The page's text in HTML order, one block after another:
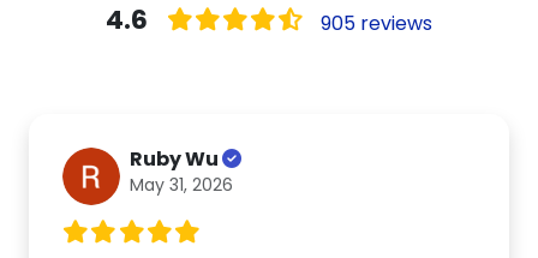
4.6 905 reviews
Ruby Wu
May 31, 2026